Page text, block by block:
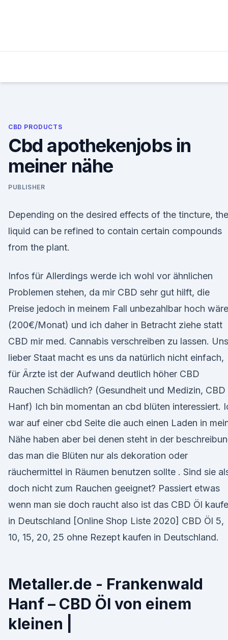
CBD PRODUCTS
Cbd apothekenjobs in
meiner nähe
PUBLISHER
Depending on the desired effects of the tincture, the
liquid can be refined to contain certain compounds
from the plant.
Infos für Allerdings werde ich wohl vor ähnlichen
Problemen stehen, da mir CBD sehr gut hilft, die
Preise jedoch in meinem Fall unbezahlbar hoch
(200€/Monat) und ich daher in Betracht ziehe statt
CBD mir med. Cannabis verschreiben zu lassen.
lieber Staat macht es uns da natürlich nicht einfach,
für Ärzte ist der Aufwand deutlich höher CBD
Rauchen Schädlich? (Gesundheit und Medizin, CBD
Hanf) Ich bin momentan an cbd blüten interessiert.
war auf einer cbd Seite die auch einen Laden in
Nähe haben aber bei denen steht in der
das man die Blüten nur als dekoration oder
räuchermittel in Räumen benutzen sollte . Sind sie
doch nicht zum Rauchen geeignet? Passiert etwas
wenn man sie doch raucht also ist das CBD Öl
in Deutschland [Online Shop Liste 2020] CBD Öl 5,
10, 15, 20, 25 ohne Rezept kaufen in Deutschland.
Metaller.de - Frankenwald
Hanf – CBD Öl von einem
kleinen |